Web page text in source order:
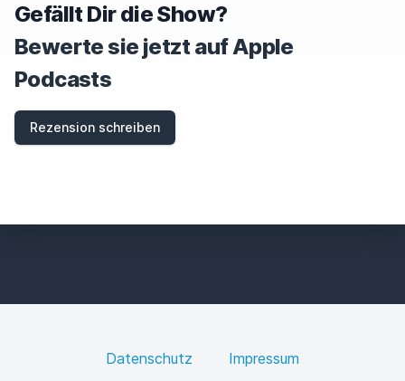
Gefällt Dir die Show?
Bewerte sie jetzt auf Apple
Podcasts
Rezension schreiben
Datenschutz Impressum